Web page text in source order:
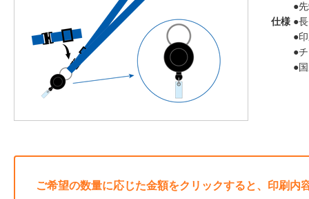
仕様
●
●
●
●
●
ご希望の数量に応じた金額をクリックすると、印刷内